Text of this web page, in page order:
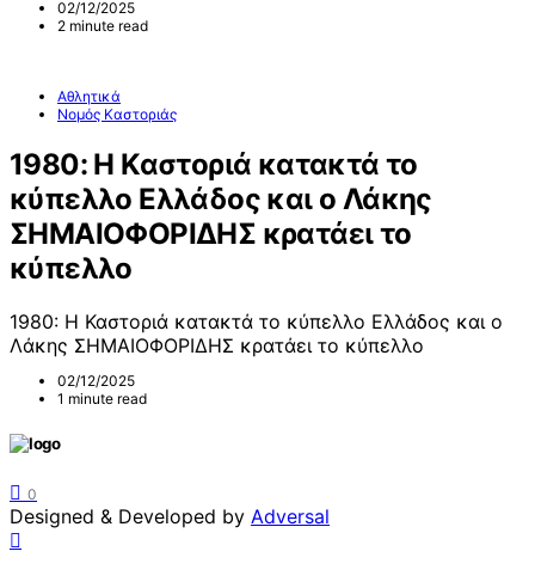
02/12/2025
2 minute read
Αθλητικά
Νομός Καστοριάς
1980: Η Καστοριά κατακτά το
κύπελλο Ελλάδος και ο Λάκης
ΣΗΜΑΙΟΦΟΡΙΔΗΣ κρατάει το
κύπελλο
1980: Η Καστοριά κατακτά το κύπελλο Ελλάδος και ο
Λάκης ΣΗΜΑΙΟΦΟΡΙΔΗΣ κρατάει το κύπελλο
02/12/2025
1 minute read
0
Designed & Developed by Adversal